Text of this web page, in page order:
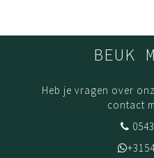
BEUK
Heb je vragen over
contact